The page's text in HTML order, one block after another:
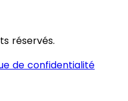
réservés.
de confidentialité